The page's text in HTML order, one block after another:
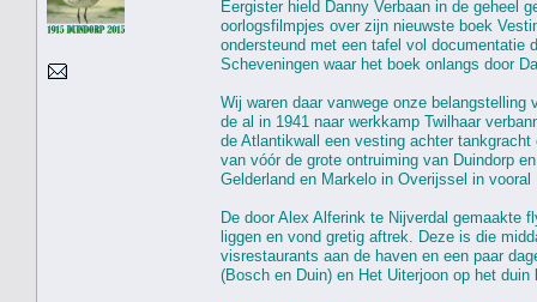
Eergister hield Danny Verbaan in de geheel
oorlogsfilmpjes over zijn nieuwste boek
ondersteund met een tafel vol documentatie
Scheveningen waar het boek onlangs door
Wij waren daar vanwege onze
de al in 1941 naar werkkamp Twilhaar
de Atlantikwall een vesting achter
van vóór de grote ontruiming van Duindorp
Gelderland en Markelo in Overijssel in
De door Alex Alferink te Nijverdal gemaakte
liggen en vond gretig aftrek. Deze is die
visrestaurants aan de haven en een paar
(Bosch en Duin) en Het Uiterjoon op het duin